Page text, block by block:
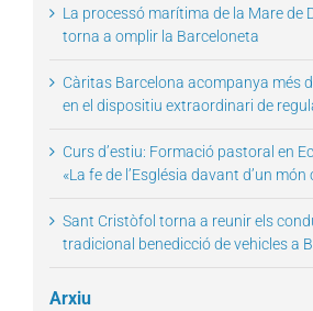
La processó marítima de la Mare de
torna a omplir la Barceloneta
Càritas Barcelona acompanya més
en el dispositiu extraordinari de
Curs d’estiu: Formació pastoral en
«La fe de l’Església davant d’un
Sant Cristòfol torna a reunir els
tradicional benedicció de vehicles a
Arxiu